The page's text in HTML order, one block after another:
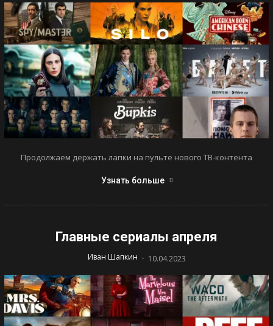
Продолжаем держать лапки на пульте нового ТВ-контента
Узнать больше
Главные сериалы апреля
Иван Шапкин - 10.04.2023